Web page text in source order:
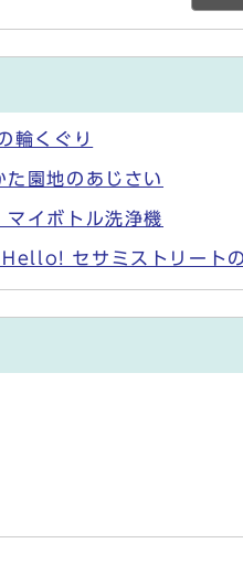
輪くぐり
園地のあじさい
イボトル洗浄機
セサミストリート